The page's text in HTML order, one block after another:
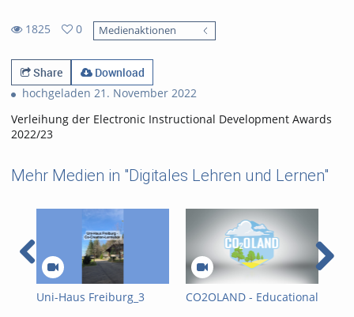
1825
views
0
favorites
Medienaktionen
Share
Download
hochgeladen 21. November 2022
Verleihung der Electronic Instructional Development Awards
2022/23
Mehr Medien in "Digitales Lehren und Lernen"
Uni-Haus Freiburg_3
CO2OLAND - Educational